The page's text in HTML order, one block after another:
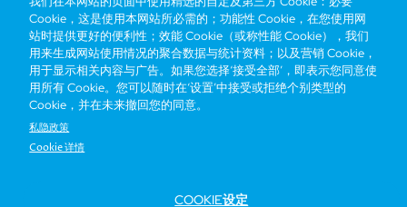
Cookie，这是使用本网站所必需的；功能性 Cookie，在您使用网
站时提供更好的便利性；效能 Cookie（或称性能 Cookie），我们
用来生成网站使用情况的聚合数据与统计资料；以及营销 Cookie，
用于显示相关内容与广告。如果您选择‘接受全部’，即表示您同意使
用所有 Cookie。您可以随时在‘设置’中接受或拒绝个别类型的
Cookie，并在未来撤回您的同意。
私隐政策
Cookie 详情
COOKIE设定